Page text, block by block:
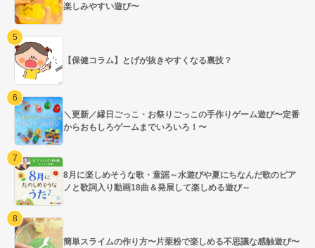
楽しみやすい遊び〜
【保健コラム】とげが抜きやすくなる裏技？
＼更新／縁日ごっこ・お祭りごっこの手作りゲーム遊び〜定番
からおもしろゲームまでいろいろ！〜
8月に楽しめそうな歌・童謡～水遊びや夏にちなんだ歌のピア
ノと歌詞入り動画18曲＆発展して楽しめる遊び～
簡単スライムの作り方〜片栗粉で楽しめる不思議な感触遊び〜